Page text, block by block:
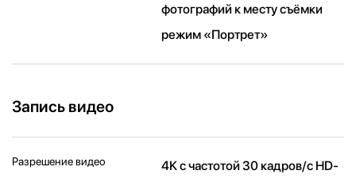
фотографий к месту съёмки
режим «Портрет»
Запись видео
Разрешение видео
4K с частотой 30 кадров/ с HD-